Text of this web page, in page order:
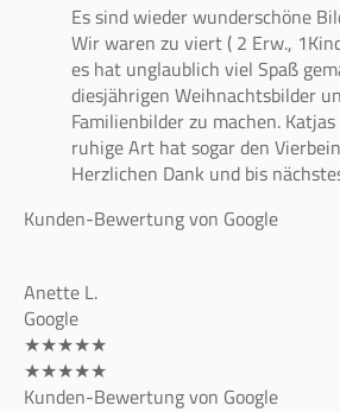
Es sind wieder wunderschöne
Wir waren zu viert ( 2 Erw.,
es hat unglaublich viel Spaß
diesjährigen Weihnachtsbilder
Familienbilder zu machen.
ruhige Art hat sogar den
Herzlichen Dank und bis
Kunden-Bewertung von Google
Anette L.
Google
★★★★★
★★★★★
Kunden-Bewertung von Google